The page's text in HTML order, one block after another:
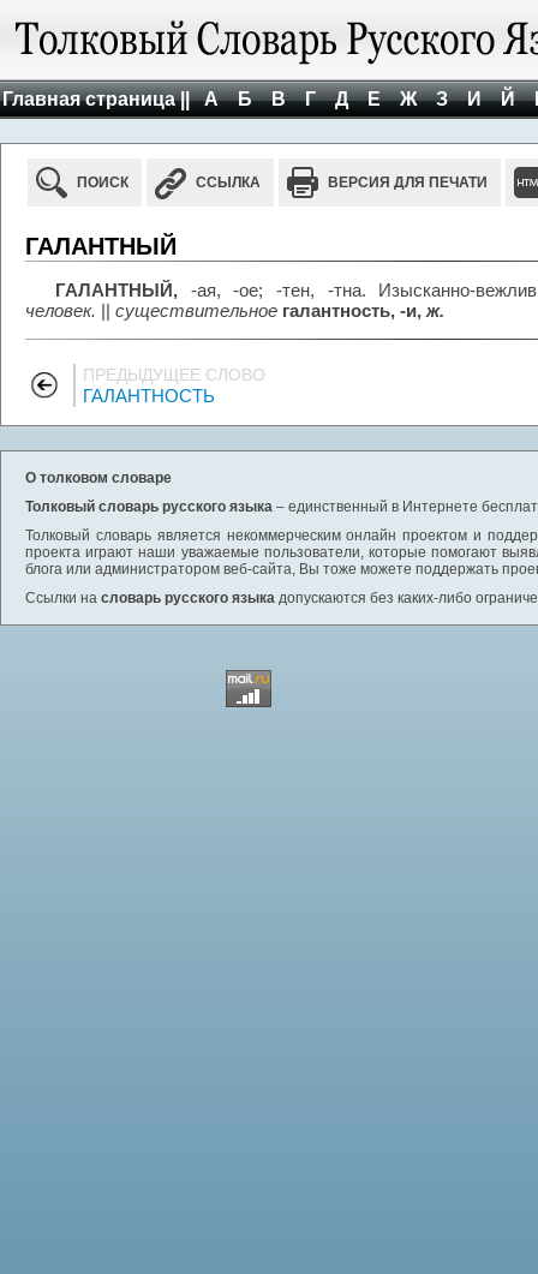
Главная страница || А Б В Г Д Е Ж З И Й
ПОИСК ССЫЛКА ВЕРСИЯ ДЛЯ ПЕЧАТИ
ГАЛАНТНЫЙ
ГАЛАНТНЫЙ, -ая, -ое; -тен, -тна. Изысканно-
человек. || существительное галантность, -и, ж.
ПРЕДЫДУЩЕЕ СЛОВО
ГАЛАНТНОСТЬ
О толковом словаре
Толковый словарь русского языка – единственный в Интернете
Толковый словарь является некоммерческим онлайн проектом и
проекта играют наши уважаемые пользователи, которые помогают
блога или администратором веб-сайта, Вы тоже можете поддержать
Ссылки на словарь русского языка допускаются без каких-либо